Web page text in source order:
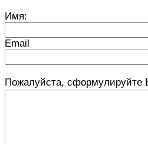
Имя:
Email
Пожалуйста, сформулируйте